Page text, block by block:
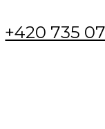
+420 735